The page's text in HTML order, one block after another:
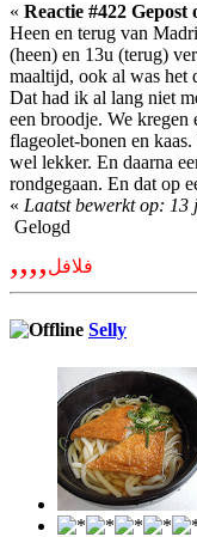
« Reactie #422 Gepost
Heen en terug van
(heen) en 13u (terug)
maaltijd, ook al was het
Dat had ik al lang niet
een broodje. We kregen
flageolet-bonen en
wel lekker. En daarna
rondgegaan. En dat op
« Laatst bewerkt op:
Gelogd
,,,,فلافل
Selly